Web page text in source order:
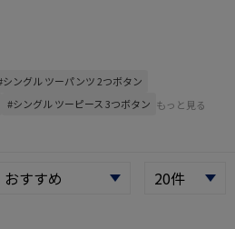
シングル ツーパンツ 2つボタン
#シングル ツーピース 3つボタン もっと見る